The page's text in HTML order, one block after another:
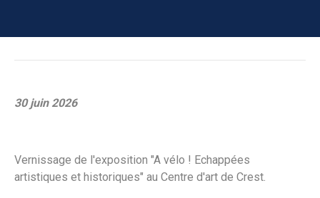
30 juin 2026
Vernissage de l'exposition "A vélo ! Echappées
artistiques et historiques" au Centre d'art de Crest.